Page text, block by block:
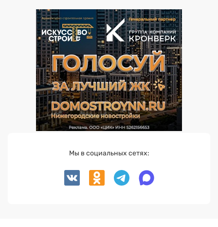
Мы в социальных сетях: